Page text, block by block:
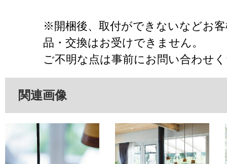
※開梱後、取付ができないなどお
品・交換はお受けできません。
ご不明な点は事前にお問い合わせ
関連画像